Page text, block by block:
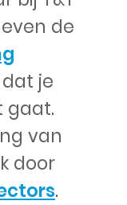
de
je
gaat.
van
door
.